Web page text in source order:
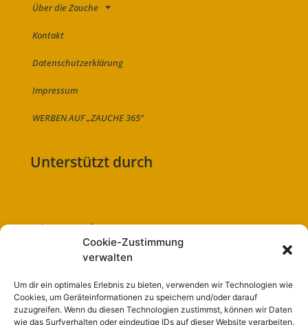
Cookie-Zustimmung
verwalten
Um dir ein optimales Erlebnis zu bieten, verwenden wir Technologien wie
Cookies, um Geräteinformationen zu speichern und/oder darauf
zuzugreifen. Wenn du diesen Technologien zustimmst, können wir Daten
wie das Surfverhalten oder eindeutige IDs auf dieser Website verarbeiten.
Über die Zauche
Kontakt
Datenschutzerklärung
Impressum
WERBEN AUF „ZAUCHE 365“
Unterstützt durch
Folge uns auf:
Navigation